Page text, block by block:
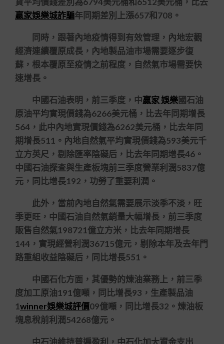
贏家娛樂城詐騙年同期差別上漲657和708。
同時，跟著內地疫情得到有效管理，內地宏觀
經濟連續覆原成長，內地製品油市場需要逐步復
蘇，根本覆原至疫情之前程度，自然氣市場需要快
速增長。
中國石油表明，前三季度，中贏家 娛樂國石油
原油平均實現價錢為6266美元桶，比去年同期增長
564，此中內地實現價錢為6262美元桶，比去年同
期增長511。內地自然氣平均實現價錢為593美元千
立方英尺，剔除匯率陰礙后，比去年同期增長46。
中國石油探查與生產板塊前三季度營業利潤5837億
元，同比增長192，功勞了重要利潤。
此外，當前內地自然氣需要展示淡季不淡，旺
季更旺，中國石油自然氣銷量大幅增長，前三季度
販售自然氣198721億立方米，比去年同期增長
144，實現經營利潤36715億元，剔除本年及去年門
路重組收益陰礙后，同比增長551。
中國石化方面，其優勢的煉油業務上，前三季
度加工原油191億噸，同比增長93，生產製品油
1winner娛樂城評價09億噸，同比增長32。煉油板
塊息稅前利潤54268億元。
中石油維持普遍盈利，中石化加大資金支出